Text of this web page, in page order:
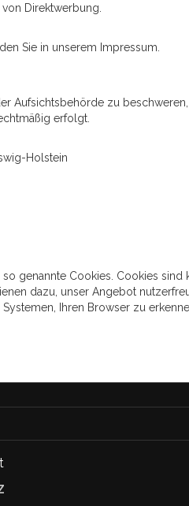
Direktwerbung.
Sie in unserem Impressum.
Aufsichtsbehörde zu
erfolgt.
Holstein
genannte Cookies. Cookies sind
dazu, unser Angebot
Ihren Browser zu